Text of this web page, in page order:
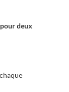
pour deux